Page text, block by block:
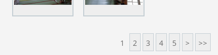
1 2 3 4 5 > >>